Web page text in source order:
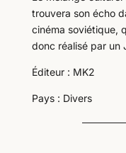
trouvera son écho
cinéma soviétique,
donc réalisé par un
Éditeur : MK2
Pays : Divers